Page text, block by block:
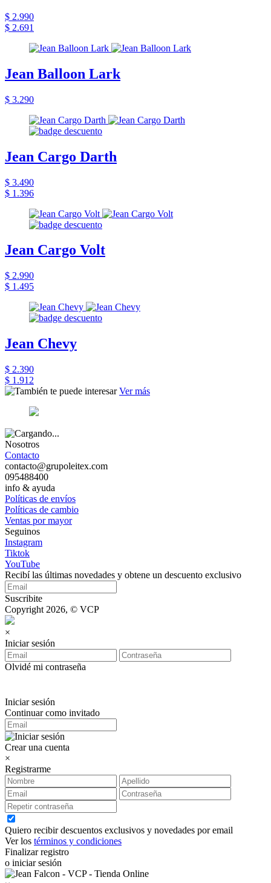
$ 2.990
$ 2.691
Jean Balloon Lark
$ 3.290
Jean Cargo Darth
$ 3.490
$ 1.396
Jean Cargo Volt
$ 2.990
$ 1.495
Jean Chevy
$ 2.390
$ 1.912
Ver más
Nosotros
Contacto
contacto@grupoleitex.com
095488400
info & ayuda
Políticas de envíos
Políticas de cambio
Ventas por mayor
Seguinos
Instagram
Tiktok
YouTube
Recibí las últimas novedades y obtene un descuento exclusivo
Suscribite
Copyright 2026, © VCP
×
Iniciar sesión
Olvidé mi contraseña
Iniciar sesión
Continuar como invitado
Crear una cuenta
×
Registrarme
Quiero recibir descuentos exclusivos y novedades por email
Ver los términos y condiciones
Finalizar registro
o iniciar sesión